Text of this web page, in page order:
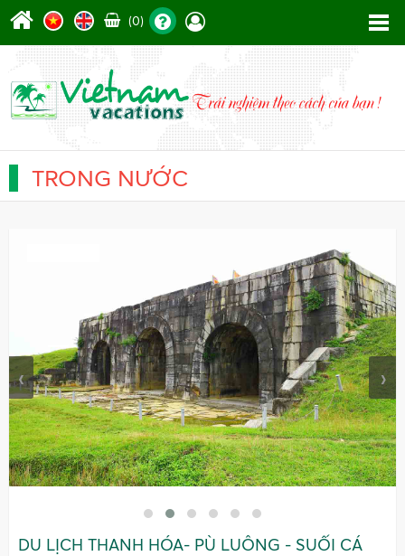
(0)
TRONG NƯỚC
‹ ›
DU LỊCH THANH HÓA- PÙ LUÔNG - SUỐI CÁ